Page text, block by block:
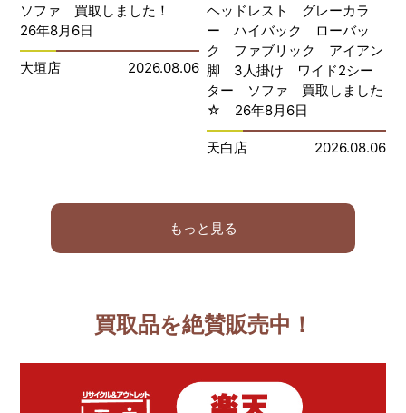
ソファ 買取しました！
26年8月6日
大垣店 2026.08.06
ヘッドレスト グレーカラ
ー ハイバック ローバッ
ク ファブリック アイアン
脚 3人掛け ワイド2シー
ター ソファ 買取しました
☆ 26年8月6日
天白店 2026.08.06
もっと見る
買取品を絶賛販売中！